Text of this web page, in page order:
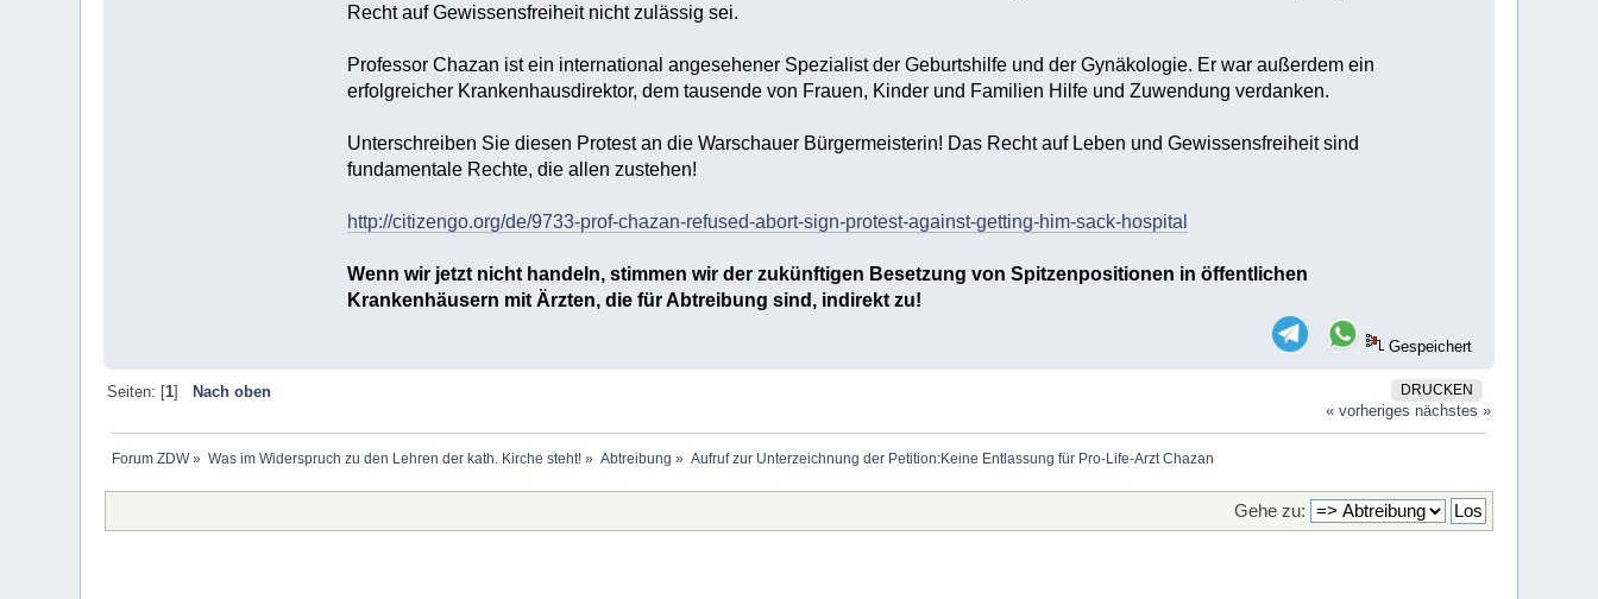
Recht auf Gewissensfreiheit nicht zulässig sei.
Professor Chazan ist ein international angesehener Spezialist der Geburtshilfe und der Gynäkologie. Er war außerdem ein
erfolgreicher Krankenhausdirektor, dem tausende von Frauen, Kinder und Familien Hilfe und Zuwendung verdanken.
Unterschreiben Sie diesen Protest an die Warschauer Bürgermeisterin! Das Recht auf Leben und Gewissensfreiheit sind
fundamentale Rechte, die allen zustehen!
http://citizengo.org/de/9733-prof-chazan-refused-abort-sign-protest-against-getting-him-sack-hospital
Wenn wir jetzt nicht handeln, stimmen wir der zukünftigen Besetzung von Spitzenpositionen in öffentlichen
Krankenhäusern mit Ärzten, die für Abtreibung sind, indirekt zu!
Gespeichert
DRUCKEN
Seiten: [1]
Nach oben
« vorheriges nächstes »
Forum ZDW» Was im Widerspruch zu den Lehren der kath. Kirche steht!» Abtreibung » Aufruf zur Unterzeichnung der Petition:Keine Entlassung für Pro-Life-Arzt Chazan
Gehe zu: